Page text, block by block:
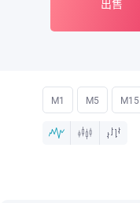
出售
M1 M5 M15